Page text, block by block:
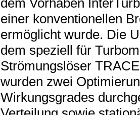
dem Vorhaben
einer konventionellen
ermöglicht wurde. Die
dem speziell für
Strömungslöser
wurden zwei
Wirkungsgrades